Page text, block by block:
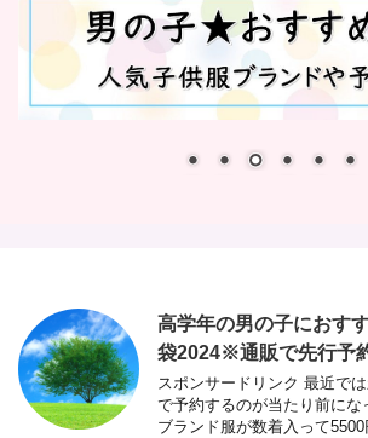
高学年の男の子におす
袋2024※通販で先行予
スポンサードリンク 最近で
で予約するのが当たり前に
ブランド服が数着入って